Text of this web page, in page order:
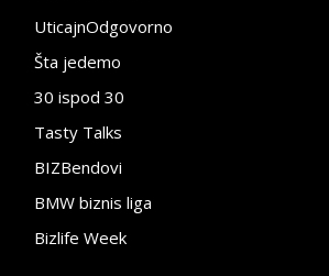
UticajnOdgovorno
Šta jedemo
30 ispod 30
Tasty Talks
BIZBendovi
BMW biznis liga
Bizlife Week